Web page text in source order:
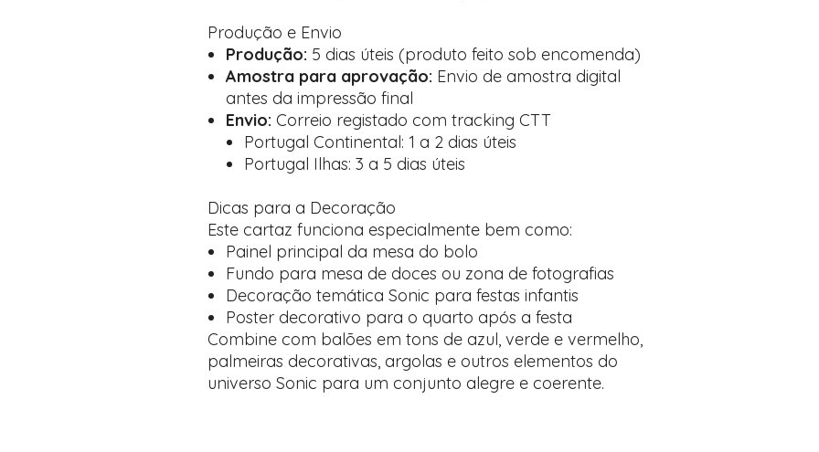
Produção e Envio
Produção: 5 dias úteis (produto feito sob encomenda)
Amostra para aprovação: Envio de amostra digital
antes da impressão final
Envio: Correio registado com tracking CTT
Portugal Continental: 1 a 2 dias úteis
Portugal Ilhas: 3 a 5 dias úteis
Dicas para a Decoração
Este cartaz funciona especialmente bem como:
Painel principal da mesa do bolo
Fundo para mesa de doces ou zona de fotografias
Decoração temática Sonic para festas infantis
Poster decorativo para o quarto após a festa
Combine com balões em tons de azul, verde e vermelho,
palmeiras decorativas, argolas e outros elementos do
universo Sonic para um conjunto alegre e coerente.